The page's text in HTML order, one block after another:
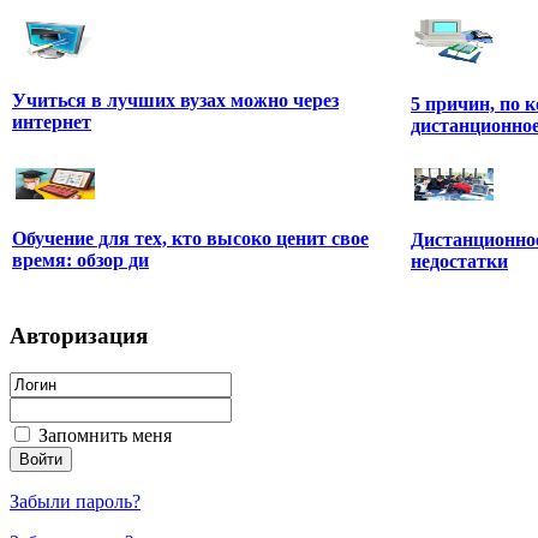
Учиться в лучших вузах можно через
интернет
5 причин, по
Обучение для тех, кто высоко ценит свое
время: обзор ди
недостатки
Авторизация
Запомнить меня
Забыли пароль?